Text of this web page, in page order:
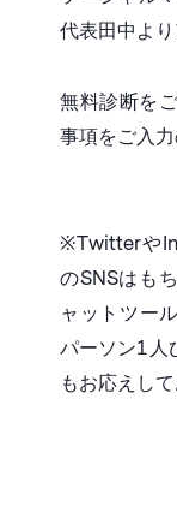
代表田中よ
無料診断を
事項をご入
※Twitterや
のSNSはも
ャットツー
パーソン1人
もお応えして